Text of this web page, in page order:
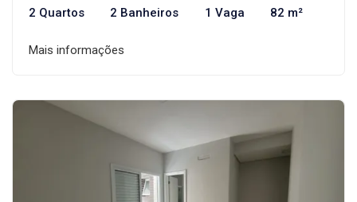
2 Quartos 2 Banheiros 1 Vaga 82 m²
Mais informações